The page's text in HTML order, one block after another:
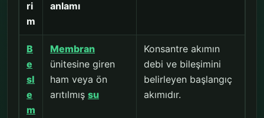
ri
m
anlamı
B
e
sl
e
m
Membran
ünitesine giren
ham veya ön
arıtılmış su
Konsantre akımın
debi ve bileşimini
belirleyen başlangıç
akımıdır.